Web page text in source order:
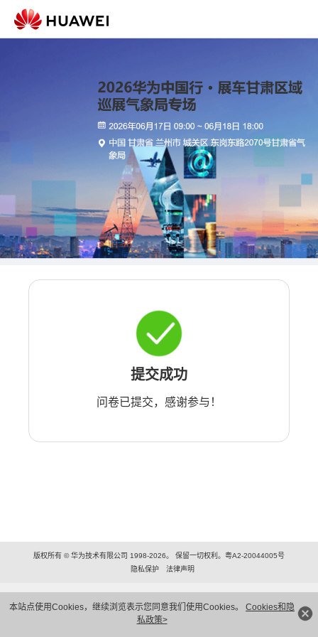
本站点使用Cookies，继续浏览表示您同意我们使用Cookies。 Cookies和隐
私政策>
提交成功
问卷已提交，感谢参与！
版权所有 © 华为技术有限公司 1998-2026。 保留一切权利。粤A2-20044005号
隐私保护
法律声明